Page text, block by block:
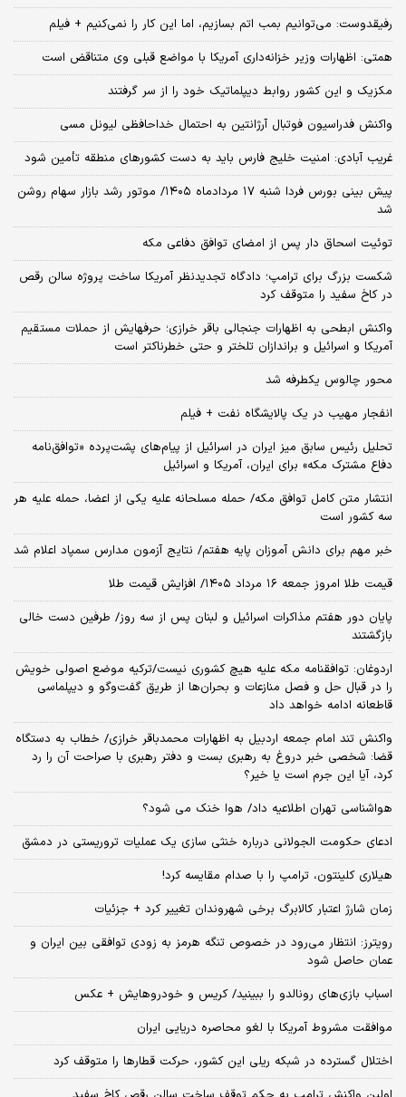
رفیقدوست: می‌توانیم بمب اتم بسازیم، اما این کار را نمی‌کنیم + فیلم
همتی: اظهارات وزیر خزانه‌داری آمریکا با مواضع قبلی وی متناقض است
مکزیک و این کشور روابط دیپلماتیک خود را از سر گرفتند
واکنش فدراسیون فوتبال آرژانتین به احتمال خداحافظی لیونل مسی
غریب آبادی: امنیت خلیج فارس باید به دست کشورهای منطقه تأمین شود
پیش بینی بورس فردا شنبه ۱۷ مردادماه ۱۴۰۵/ موتور رشد بازار سهام روشن
شد
توئیت اسحاق دار پس از امضای توافق دفاعی مکه
شکست بزرگ برای ترامپ؛ دادگاه تجدیدنظر آمریکا ساخت پروژه سالن رقص
در کاخ سفید را متوقف کرد
واکنش ابطحی به اظهارات جنجالی باقر خرازی؛ حرفهایش از حملات مستقیم
آمریکا و اسرائیل و براندازان تلختر و حتی خطرناکتر است
محور چالوس یکطرفه شد
انفجار مهیب در یک پالایشگاه نفت + فیلم
تحلیل رئیس سابق میز ایران در اسرائیل از پیام‌های پشت‌پرده «توافق‌نامه
دفاع مشترک مکه» برای ایران، آمریکا و اسرائیل
انتشار متن کامل توافق مکه/ حمله مسلحانه علیه یکی از اعضا، حمله علیه هر
سه کشور است
خبر مهم برای دانش آموزان پایه هفتم/ نتایج آزمون مدارس سمپاد اعلام شد
قیمت طلا امروز جمعه ۱۶ مرداد ۱۴۰۵/ افزایش قیمت طلا
پایان دور هفتم مذاکرات اسرائیل و لبنان پس از سه روز/ طرفین دست خالی
بازگشتند
اردوغان: توافقنامه مکه علیه هیچ کشوری نیست/ترکیه موضع اصولی خویش
را در قبال حل و فصل منازعات و بحران‌ها از طریق گفت‌وگو و دیپلماسی
قاطعانه ادامه خواهد داد
واکنش تند امام جمعه اردبیل به اظهارات محمدباقر خرازی/ خطاب به دستگاه
قضا: شخصی خبر دروغ به رهبری بست و دفتر رهبری با صراحت آن را رد
کرد، آیا این جرم است یا خیر؟
هواشناسی تهران اطلاعیه داد/ هوا خنک می شود؟
ادعای حکومت الجولانی درباره خنثی سازی یک عملیات تروریستی در دمشق
هیلاری کلینتون، ترامپ را با صدام مقایسه کرد!
زمان شارژ اعتبار کالابرگ برخی شهروندان تغییر کرد + جزئیات
رویترز: انتظار می‌رود در خصوص تنگه هرمز به زودی توافقی بین ایران و
عمان حاصل شود
اسباب‌ بازی‌های رونالدو را ببینید/ کریس و خودروهایش + عکس
موافقت مشروط آمریکا با لغو محاصره دریایی ایران
اختلال گسترده در شبکه ریلی این کشور، حرکت قطارها را متوقف کرد